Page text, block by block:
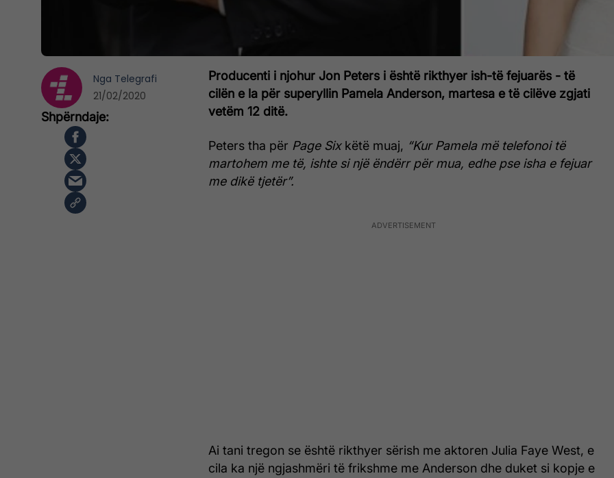
Producenti i njohur Jon Peters i është rikthyer ish-të fejuarës - të
cilën e la për superyllin Pamela Anderson, martesa e të cilëve zgjati
vetëm 12 ditë.
Peters tha për Page Sixkëtë muaj, “Kur Pamela më telefonoi të
martohem me të, ishte si një ëndërr për mua, edhe pse isha e fejuar
me dikë tjetër”.
Ai tani tregon se është rikthyer sërish me aktoren Julia Faye West, e
cila ka një ngjashmëri të frikshme me Anderson dhe duket si kopje e
Nga Telegrafi
21/02/2020